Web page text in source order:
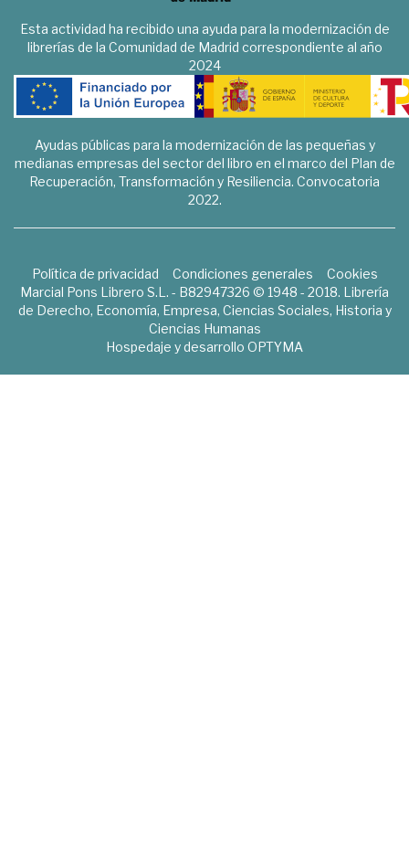
Esta actividad ha recibido una ayuda para la modernización de
librerías de la Comunidad de Madrid correspondiente al año
2024
Ayudas públicas para la modernización de las pequeñas y
medianas empresas del sector del libro en el marco del Plan de
Recuperación, Transformación y Resiliencia. Convocatoria
2022.
Política de privacidad Condiciones generales
Cookies
Marcial Pons Librero S.L. - B82947326 © 1948 - 2018. Librería
de Derecho, Economía, Empresa, Ciencias Sociales, Historia y
Ciencias Humanas
Hospedaje y desarrollo OPTYMA